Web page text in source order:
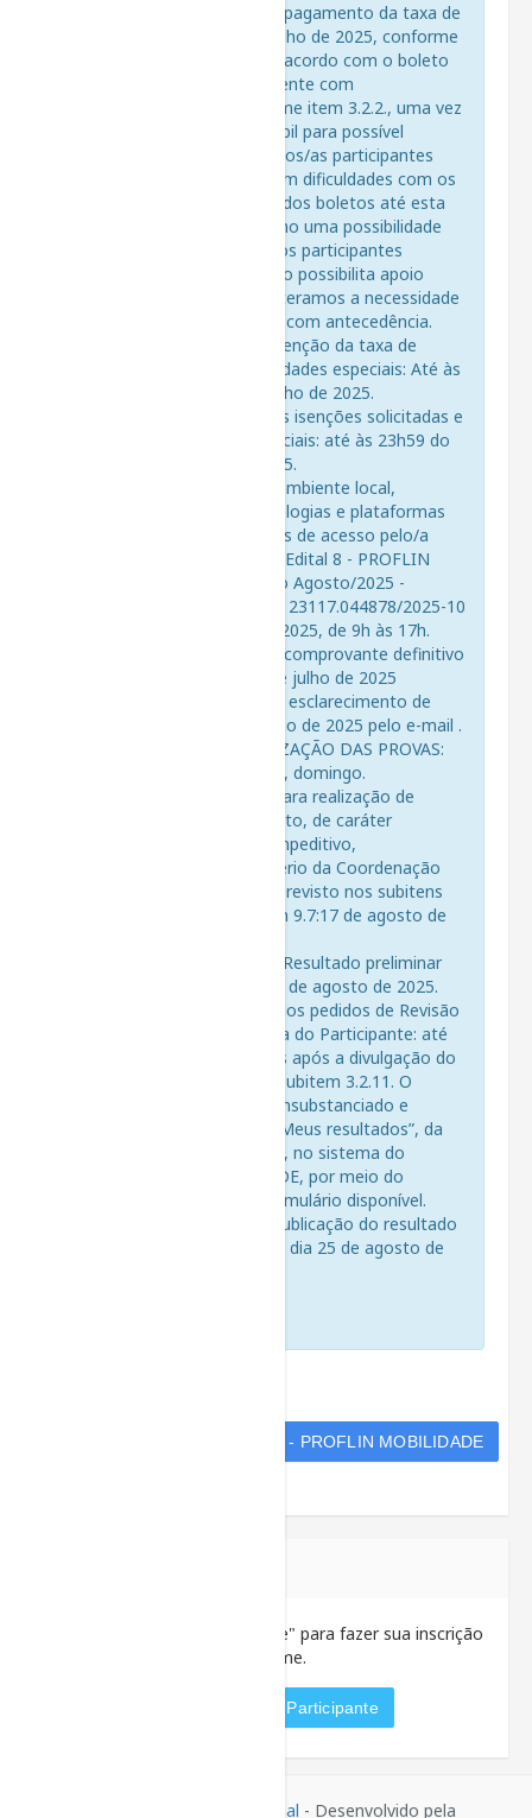
3.2.3. Prazo final para pagamento da taxa de
inscrição: até 25 de julho de 2025, conforme
regras bancárias e de acordo com o boleto
gerado preferencialmente com
antecedência, conforme item 3.2.2., uma vez
que não há tempo hábil para possível
suporte técnico, para os/as participantes
que porventura tenham dificuldades com os
sistemas. A liberação dos boletos até esta
data se configura como uma possibilidade
extra e excepcional aos participantes
retardatários, mas não possibilita apoio
técnico. Portanto, reiteramos a necessidade
de geração do boleto com antecedência.
3.2.4. Solicitação de isenção da taxa de
inscrição e de necessidades especiais: Até às
23h59 do dia 21 de julho de 2025.
3.2.5. Deferimento das isenções solicitadas e
de necessidades especiais: até às 23h59 do
dia 22 de julho de 2025.
3.2.6. Preparação do ambiente local,
conferência das tecnologias e plataformas
utilizadas e simulações de acesso pelo/a
participante: D e 29 a Edital 8 - PROFLIN
MOBILIDADE - Edição Agosto/2025 -
remota (6472208) SEI 23117.044878/2025-10
/ pg. 2 30 de julho de 2025, de 9h às 17h.
3.2.7 Confirmação do comprovante definitivo
de inscrição: até 31 de julho de 2025
3.2.8. Data limite para esclarecimento de
dúvidas: até 31 de julho de 2025 pelo e-mail .
3.2.9. DATA DE REALIZAÇÃO DAS PROVAS:
10 de agosto de 2025, domingo.
3.2.10. Data reserva para realização de
provas em caso fortuito, de caráter
excepcional, geral e impeditivo,
exclusivamente a critério da Coordenação
PROFLIN, conforme previsto nos subitens
4.3, 4.3.1 e no subitem 9.7:17 de agosto de
3.2.11. Divulgação do Resultado preliminar
das provas: até dia 19 de agosto de 2025.
3.2.12. Formalização dos pedidos de Revisão
e de Recursos via Área do Participante: até
23h59min, 2 dias úteis após a divulgação do
resultado, conforme subitem 3.2.11. O
recurso deverá ser consubstanciado e
registrado na seção “Meus resultados”, da
“Área do Participante”, no sistema do
PROFLIN MOBILIDADE, por meio do
preenchimento do formulário disponível.
3.2.13. Divulgação e publicação do resultado
final desta edição: até dia 25 de agosto de
EDITAL ILEEL Nº 08/2025 - PROFLIN MOBILIDADE
Acesse a "Área do Participante" para fazer sua inscrição
no exame.
Acessar Área do Participante
Mobilidade Internacional - Desenvolvido pela